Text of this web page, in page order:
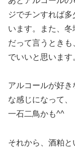
ジでチンすれば
います。また、
だって言うとき
でいいと思います
アルコールが好
な感じになって、
一石二鳥かも^^
それから、酒粕